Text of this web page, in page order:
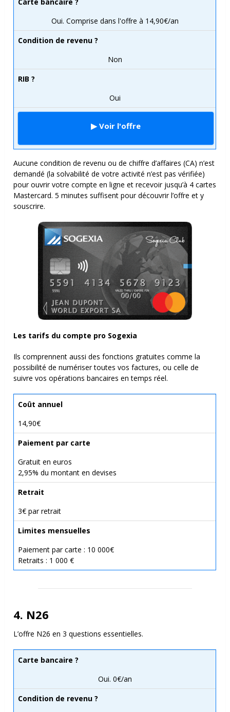
Oui. Comprise dans l'offre à 14,90€/an
Condition de revenu ?
Non
RIB ?
Oui
▶ Voir l'offre
Aucune condition de revenu ou de chiffre d’affaires (CA) n’est
demandé (la solvabilité de votre activité n’est pas vérifiée)
pour ouvrir votre compte en ligne et recevoir jusqu’à 4 cartes
Mastercard. 5 minutes suffisent pour découvrir l’offre et y
souscrire.
Les tarifs du compte pro Sogexia
Ils comprennent aussi des fonctions gratuites comme la
possibilité de numériser toutes vos factures, ou celle de
suivre vos opérations bancaires en temps réel.
Coût annuel
14,90€
Paiement par carte
Gratuit en euros
2,95% du montant en devises
Retrait
3€ par retrait
Limites mensuelles
Paiement par carte : 10 000€
Retraits : 1 000 €
4. N26
L’offre N26 en 3 questions essentielles.
Carte bancaire ?
Oui. 0€/an
Condition de revenu ?